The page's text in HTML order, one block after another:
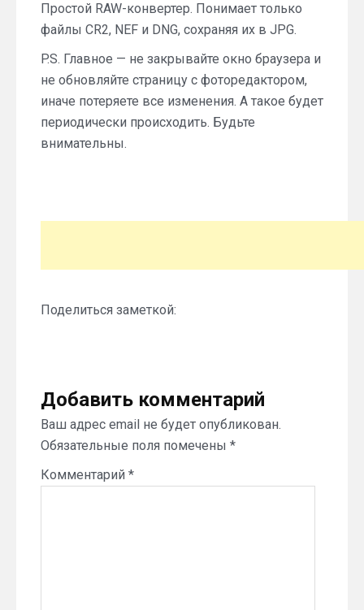
Простой RAW-конвертер. Понимает только
файлы CR2, NEF и DNG, сохраняя их в JPG.
P.S. Главное — не закрывайте окно браузера и
не обновляйте страницу с фоторедактором,
иначе потеряете все изменения. А такое будет
периодически происходить. Будьте
внимательны.
Поделиться заметкой:
Добавить комментарий
Ваш адрес email не будет опубликован.
Обязательные поля помечены *
Комментарий *